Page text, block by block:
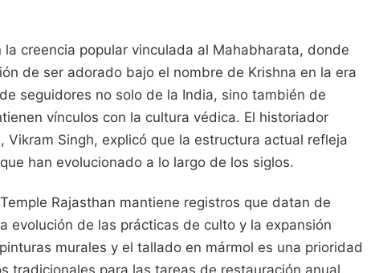
creencia popular vinculada al Mahabharata, donde
de ser adorado bajo el nombre de Krishna en la era
seguidores no solo de la India, sino también de
vínculos con la cultura védica. El historiador
Singh, explicó que la estructura actual refleja
han evolucionado a lo largo de los siglos.
Rajasthan mantiene registros que datan de
evolución de las prácticas de culto y la expansión
murales y el tallado en mármol es una prioridad
tradicionales para las tareas de restauración anual.